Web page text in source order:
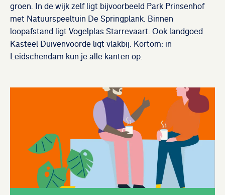
groen. In de wijk zelf ligt bijvoorbeeld Park Prinsenhof
met Natuurspeeltuin De Springplank. Binnen
loopafstand ligt Vogelplas Starrevaart. Ook landgoed
Kasteel Duivenvoorde ligt vlakbij. Kortom: in
Leidschendam kun je alle kanten op.